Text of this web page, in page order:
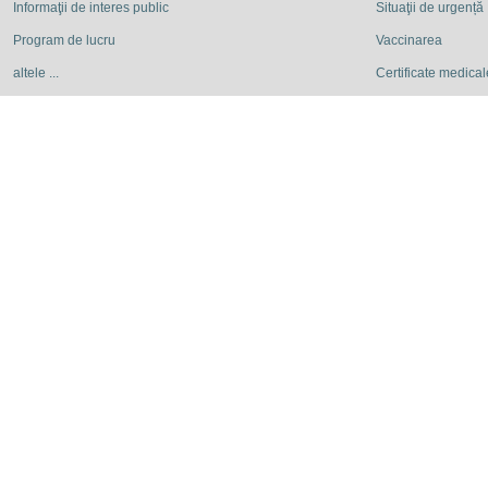
Informaţii de interes public
Program de lucru
altele ...
Situaţii de urgență
Vaccinarea
Certificate